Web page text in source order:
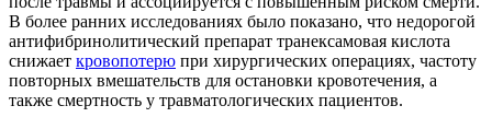
В более ранних исследованиях было показано, что недорогой
антифибринолитический препарат транексамовая кислота
снижает кровопотерю при хирургических операциях, частоту
повторных вмешательств для остановки кровотечения, а
также смертность у травматологических пациентов.